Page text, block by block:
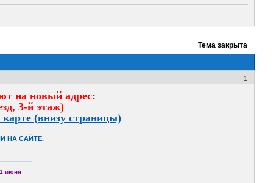
Тема закрыта
1
на новый адрес:
3-й этаж)
(внизу страницы)
НА САЙТЕ.
июня